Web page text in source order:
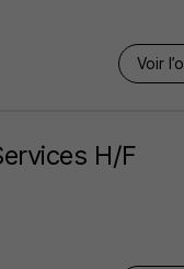
Voir
H/F